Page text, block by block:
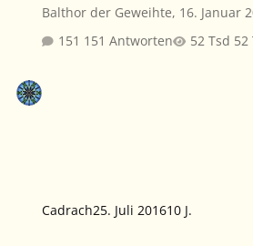
Balthor der Geweihte, 16. Januar
151 Antworten
52
Cadrach25. Juli 201610 J.